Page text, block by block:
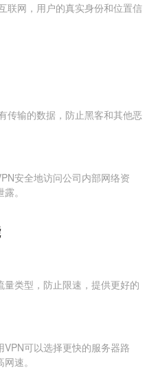
联网，用户的真实身份和位置信
传输的数据，防止黑客和其他恶
安全地访问公司内部网络资
。
量类型，防止限速，提供更好的
VPN可以选择更快的服务器路
速。